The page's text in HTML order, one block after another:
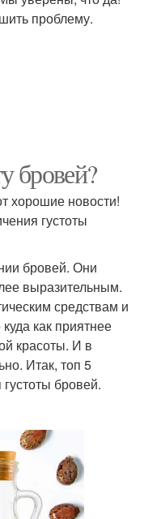
проблему.
бровей?
хорошие новости!
густоты
бровей. Они
выразительным.
средствам и
как приятнее
красоты. И в
Итак, топ 5
бровей.